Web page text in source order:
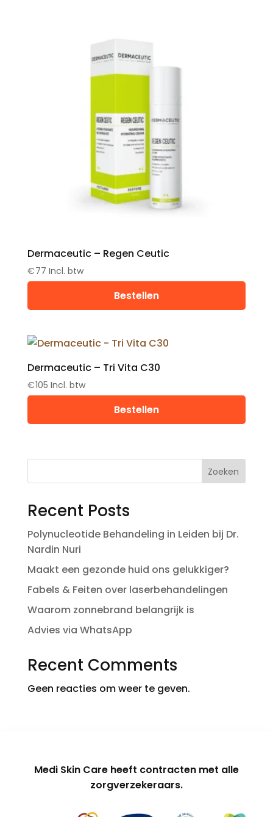
Dermaceutic – Regen Ceutic
€77 Incl. btw
Bestellen
Dermaceutic – Tri Vita C30
€105 Incl. btw
Bestellen
Zoeken
Recent Posts
Polynucleotide Behandeling in Leiden bij Dr.
Nardin Nuri
Maakt een gezonde huid ons gelukkiger?
Fabels & Feiten over laserbehandelingen
Waarom zonnebrand belangrijk is
Advies via WhatsApp
Recent Comments
Geen reacties om weer te geven.
Medi Skin Care heeft contracten met alle
zorgverzekeraars.